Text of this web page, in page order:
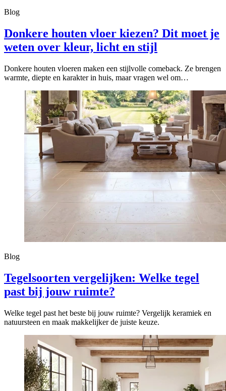
Blog
Donkere houten vloer kiezen? Dit moet je
weten over kleur, licht en stijl
Donkere houten vloeren maken een stijlvolle comeback. Ze brengen
warmte, diepte en karakter in huis, maar vragen wel om…
Blog
Tegelsoorten vergelijken: Welke tegel
past bij jouw ruimte?
Welke tegel past het beste bij jouw ruimte? Vergelijk keramiek en
natuursteen en maak makkelijker de juiste keuze.